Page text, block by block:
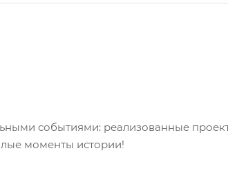
событиями: реализованные
моменты истории!